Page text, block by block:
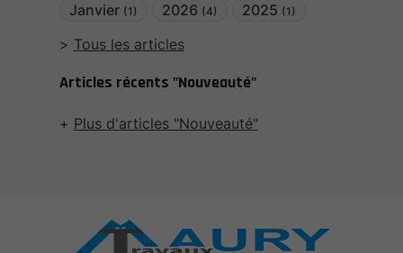
Janvier (1) 2026 (4) 2025 (1)
Tous les articles
Articles récents "Nouveauté"
Plus d'articles "Nouveauté"